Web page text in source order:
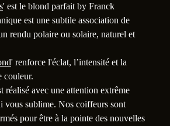
1
' est le blond parfait by Franck
est une subtile association de
rendu polaire ou solaire, naturel et
' renforce l'éclat, l’intensité et la
couleur.
réalisé avec une attention extrême
vous sublime. Nos coiffeurs sont
pour être à la pointe des nouvelles